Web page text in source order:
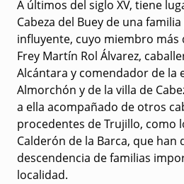
A últimos del siglo XV, tiene
Cabeza del Buey de una
influyente, cuyo miembro más
Frey Martín Rol Álvarez,
Alcántara y comendador de la
Almorchón y de la villa de
a ella acompañado de otros
procedentes de Trujillo, como
Calderón de la Barca, que han
descendencia de familias
localidad.